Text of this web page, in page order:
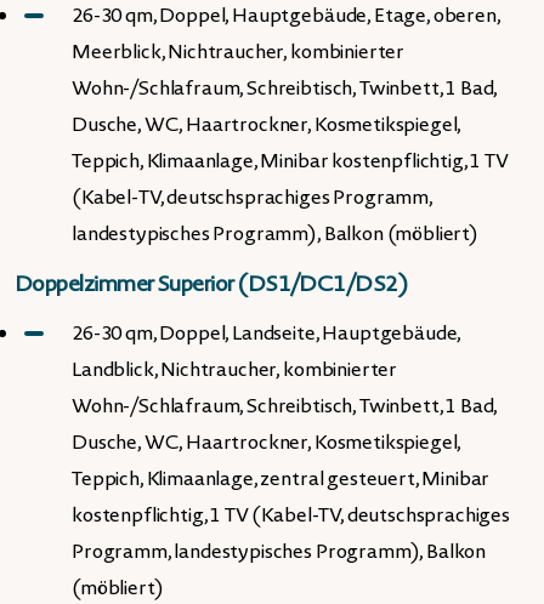
26-30 qm, Doppel, Hauptgebäude, Etage, oberen,
Meerblick, Nichtraucher, kombinierter
Wohn-/Schlafraum, Schreibtisch, Twinbett, 1 Bad,
Dusche, WC, Haartrockner, Kosmetikspiegel,
Teppich, Klimaanlage, Minibar kostenpflichtig, 1 TV
(Kabel-TV, deutschsprachiges Programm,
landestypisches Programm), Balkon (möbliert)
Doppelzimmer Superior (DS1/DC1/DS2)
26-30 qm, Doppel, Landseite, Hauptgebäude,
Landblick, Nichtraucher, kombinierter
Wohn-/Schlafraum, Schreibtisch, Twinbett, 1 Bad,
Dusche, WC, Haartrockner, Kosmetikspiegel,
Teppich, Klimaanlage, zentral gesteuert, Minibar
kostenpflichtig, 1 TV (Kabel-TV, deutschsprachiges
Programm, landestypisches Programm), Balkon
(möbliert)